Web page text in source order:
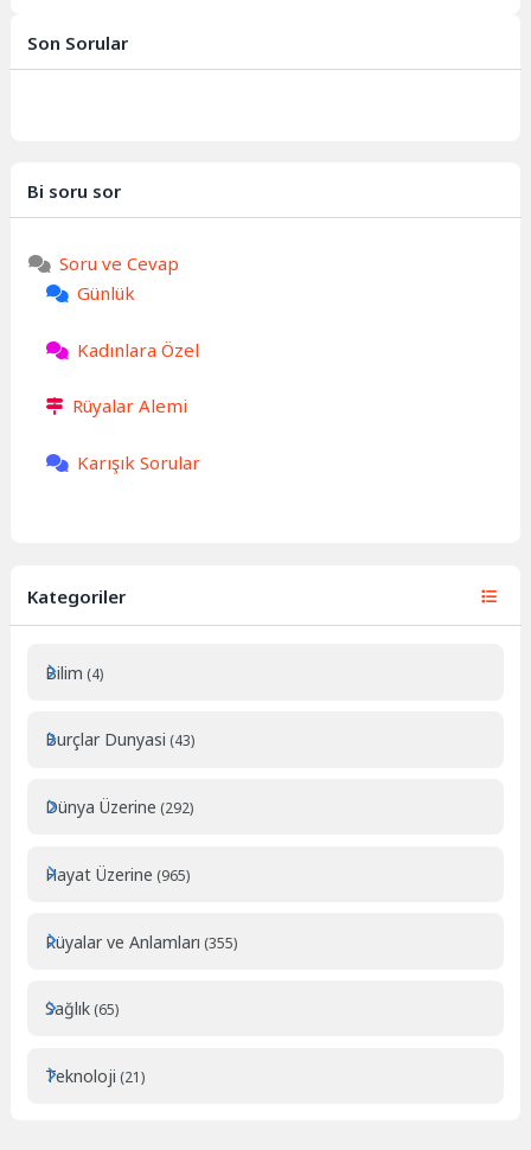
deneyimlerdir. Özellikle rüyada
uçak...
Son Sorular
Bi soru sor
Soru ve Cevap
Günlük
Kadınlara Özel
Rüyalar Alemi
Karışık Sorular
Kategoriler
Bilim (4)
Burçlar Dunyasi (43)
Dünya Üzerine (292)
Hayat Üzerine (965)
Rüyalar ve Anlamları (355)
Sağlık (65)
Teknoloji (21)